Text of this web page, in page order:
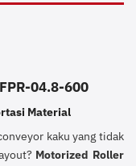
04.8-600
Material
kaku yang tidak
Motorized Roller